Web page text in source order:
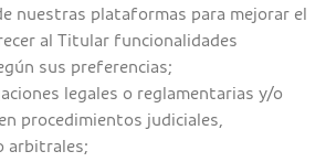
nuestras plataformas para mejorar el
al Titular funcionalidades
sus preferencias;
legales o reglamentarias y/o
procedimientos judiciales,
arbitrales;